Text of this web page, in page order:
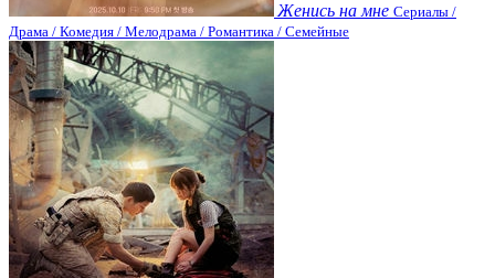
Женись на мне Сериалы /
Драма / Комедия / Мелодрама / Романтика / Семейные